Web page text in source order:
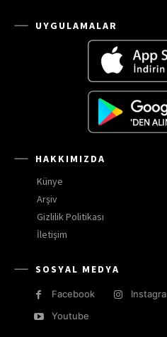
UYGULAMALAR
HAKKIMIZDA
Künye
Arşiv
Gizlilik Politikası
İletişim
SOSYAL MEDYA
Facebook
Youtube